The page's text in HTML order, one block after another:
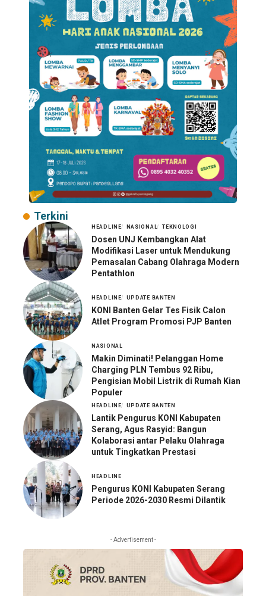
Terkini
HEADLINE NASIONAL TEKNOLOGI
Dosen UNJ Kembangkan Alat
Modifikasi Laser untuk Mendukung
Pemasalan Cabang Olahraga Modern
Pentathlon
HEADLINE UPDATE BANTEN
KONI Banten Gelar Tes Fisik Calon
Atlet Program Promosi PJP Banten
NASIONAL
Makin Diminati! Pelanggan Home
Charging PLN Tembus 92 Ribu,
Pengisian Mobil Listrik di Rumah Kian
Populer
HEADLINE UPDATE BANTEN
Lantik Pengurus KONI Kabupaten
Serang, Agus Rasyid: Bangun
Kolaborasi antar Pelaku Olahraga
untuk Tingkatkan Prestasi
HEADLINE
Pengurus KONI Kabupaten Serang
Periode 2026-2030 Resmi Dilantik
- Advertisement -